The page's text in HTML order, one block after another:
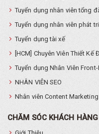
Tuyển dụng nhân viên tổng
Tuyển dụng nhân viên phát
Tuyển dụng tài xế
[HCM] Chuyên Viên Thiết
Tuyển dụng Nhân Viên
NHÂN VIÊN SEO
Nhân viên Content Marketing
CHĂM SÓC KHÁCH HÀNG
Giới Thiệu